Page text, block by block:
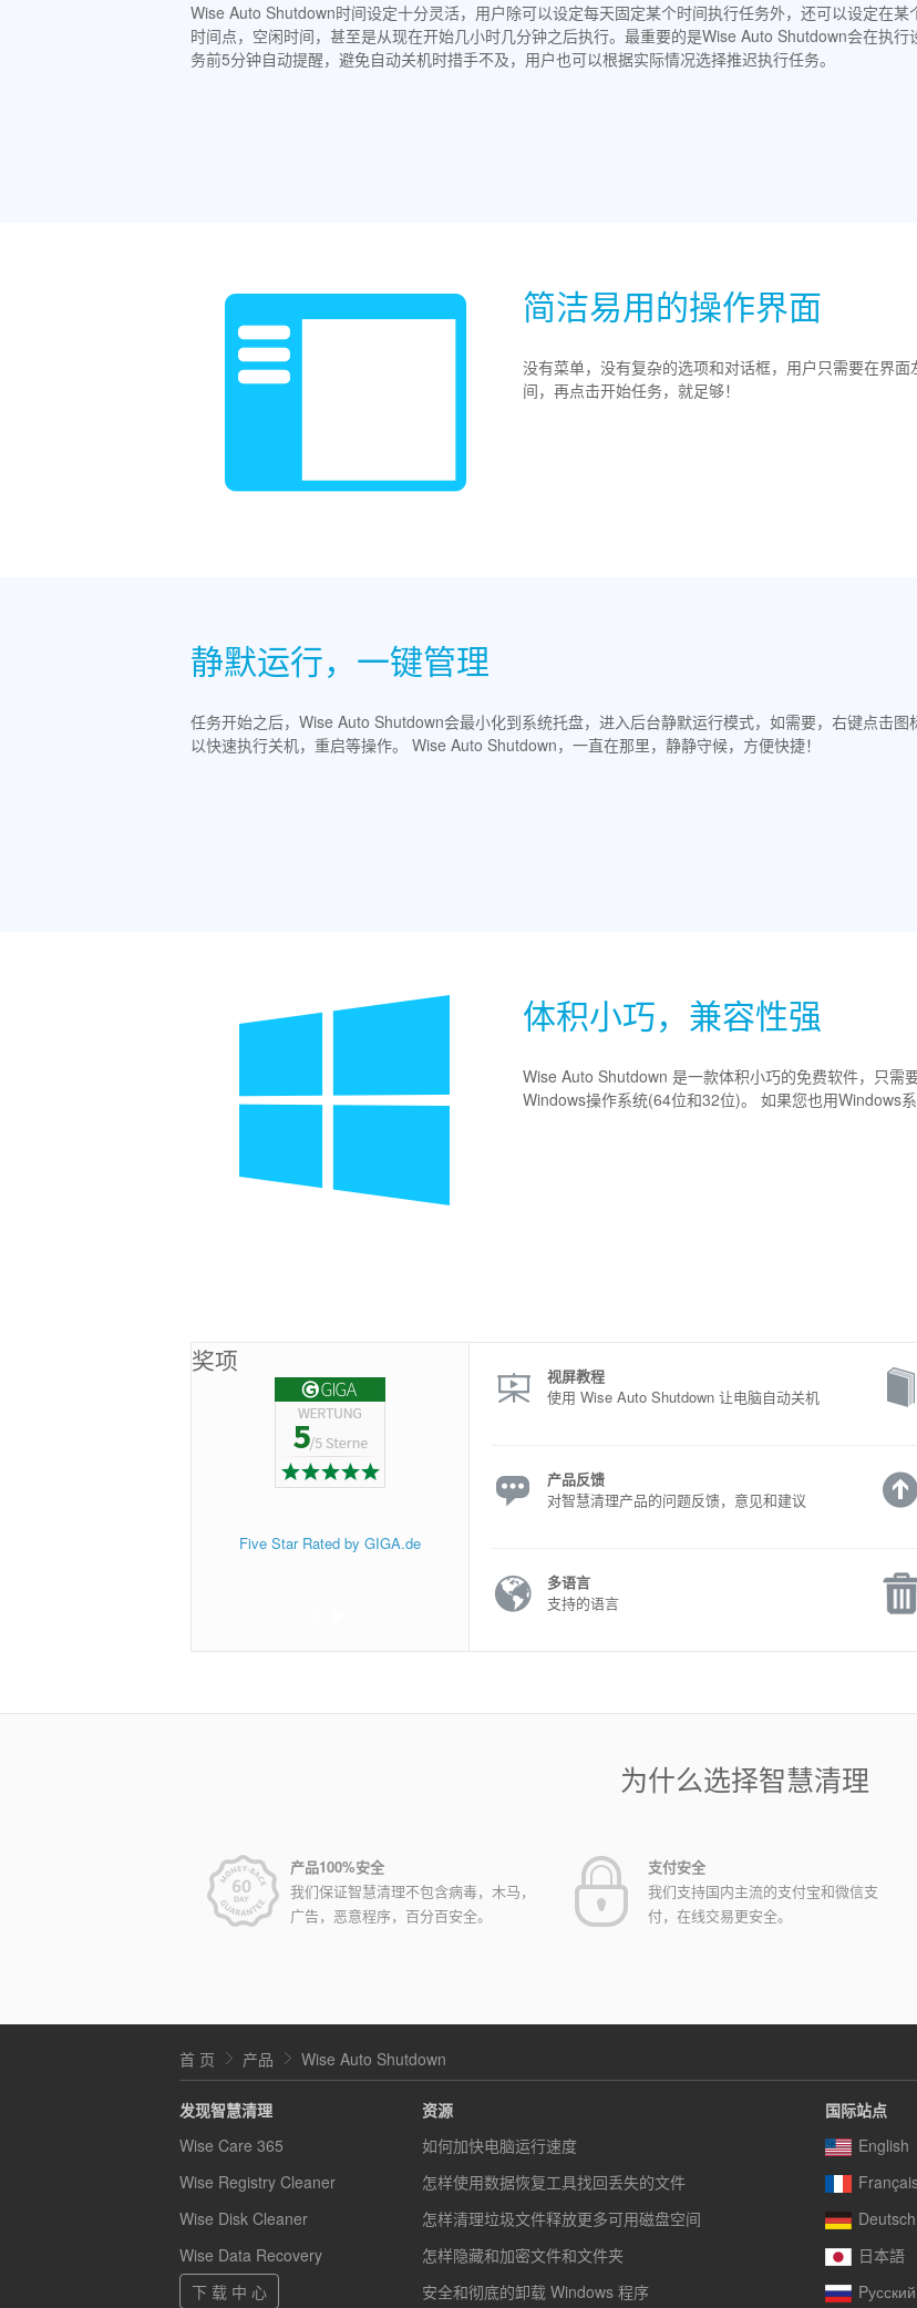
Wise Auto Shutdown时间设定十分灵活，用户除可以设定每天固定某个时间执行任务外，还可以设定在某
时间点，空闲时间，甚至是从现在开始几小时几分钟之后执行。最重要的是Wise Auto Shutdown会在执行
务前5分钟自动提醒，避免自动关机时措手不及，用户也可以根据实际情况选择推迟执行任务。
简洁易用的操作界面
没有菜单，没有复杂的选项和对话框，用户只需要在界
间，再点击开始任务，就足够！
静默运行，一键管理
任务开始之后，Wise Auto Shutdown会最小化到系统托盘，进入后台静默运行模式，如需要，右键点击图
以快速执行关机，重启等操作。 Wise Auto Shutdown，一直在那里，静静守候，方便快捷！
体积小巧，兼容性强
Wise Auto Shutdown 是一款体积小巧的免费软件，只需
Windows操作系统(64位和32位)。 如果您也用Windows
奖项
Five Star Rated by GIGA.de
视屏教程
使用 Wise Auto Shutdown 让电脑自动关机
产品反馈
对智慧清理产品的问题反馈，意见和建议
多语言
支持的语言
为什么选择智慧清理
产品100%安全
我们保证智慧清理不包含病毒，木马，
广告，恶意程序，百分百安全。
支付安全
我们支持国内主流的支付宝和微信支
付，在线交易更安全。
首 页 产品 Wise Auto Shutdown
发现智慧清理
Wise Care 365
Wise Registry Cleaner
Wise Disk Cleaner
Wise Data Recovery
下 载 中 心
资源
如何加快电脑运行速度
怎样使用数据恢复工具找回丢失的文件
怎样清理垃圾文件释放更多可用磁盘空间
怎样隐藏和加密文件和文件夹
安全和彻底的卸载 Windows 程序
国际站点
English
Deutsch
日本語
Pусский